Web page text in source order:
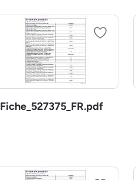
Fiche_527375_FR.pdf